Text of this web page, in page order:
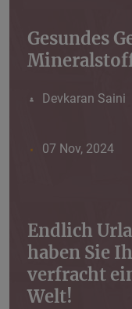
Gesundes
Devkaran Saini
07 Nov, 2024
Endlich
haben Sie
verfracht
Welt!